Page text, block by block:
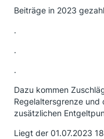
Beiträge in 2023
.
.
.
Dazu kommen
Regelaltersgrenze und
zusätzlichen
Liegt der 01.07.2023